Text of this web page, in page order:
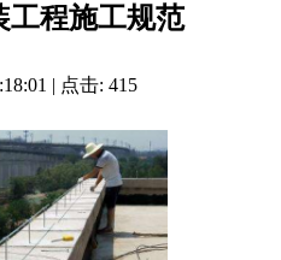
工程施工规范
| 点击: 415